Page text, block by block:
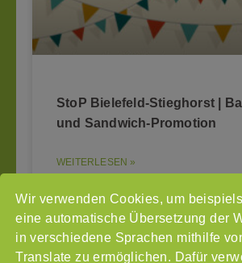
StoP Bielefeld-Stieghorst |
und Sandwich-Promotion
WEITERLESEN »
23.06.2026
Wir verwenden Cookies, um
eine automatische Übersetzung der
in verschiedene Sprachen mithilfe
Translate zu ermöglichen. Dafür